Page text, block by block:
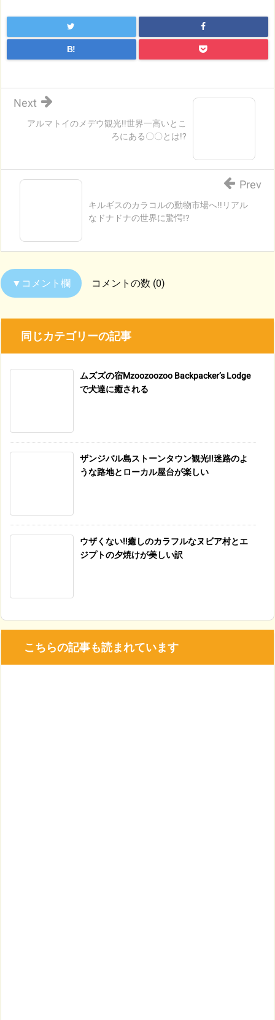
B!
アルマトイのメデウ観光!!世界一高いとこ
ろにある〇〇とは!?
Next
キルギスのカラコルの動物市場へ!!リアル
なドナドナの世界に驚愕!?
Prev
コメントの数 (0)
同じカテゴリーの記事
ムズズの宿Mzoozoozoo Backpacker’s Lodge
で犬達に癒される
ザンジバル島ストーンタウン観光!!迷路のよ
うな路地とローカル屋台が楽しい
ウザくない!!癒しのカラフルなヌビア村とエ
ジプトの夕焼けが美しい訳
こちらの記事も読まれています